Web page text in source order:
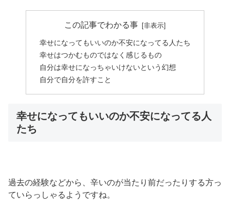
この記事でわかる事
幸せになってもいいのか不安になってる人たち
幸せはつかむものではなく感じるもの
自分は幸せになっちゃいけないという幻想
自分で自分を許すこと
幸せになってもいいのか不安になってる人
たち
過去の経験などから、辛いのが当たり前だったりする方っ
ていらっしゃるようですね。